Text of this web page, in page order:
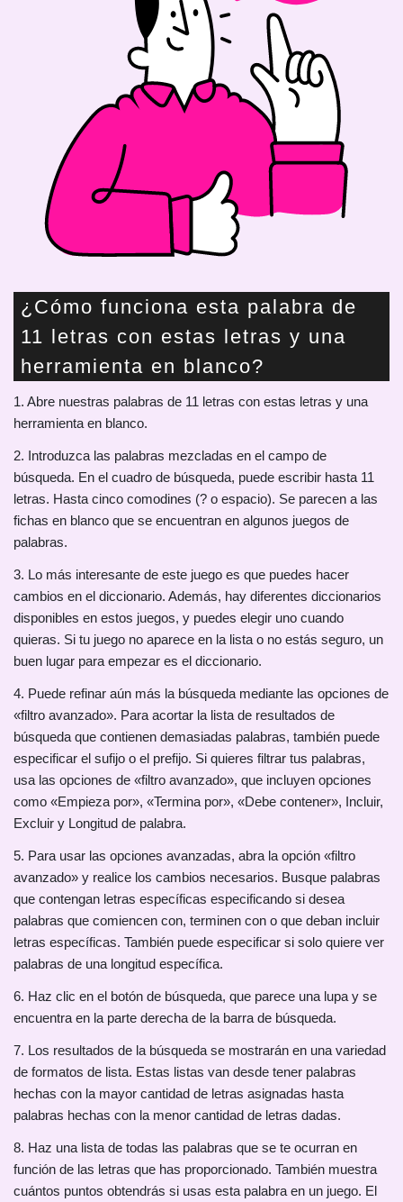
¿Cómo funciona esta palabra de
11 letras con estas letras y una
herramienta en blanco?
1. Abre nuestras palabras de 11 letras con estas letras y una
herramienta en blanco.
2. Introduzca las palabras mezcladas en el campo de
búsqueda. En el cuadro de búsqueda, puede escribir hasta 11
letras. Hasta cinco comodines (? o espacio). Se parecen a las
fichas en blanco que se encuentran en algunos juegos de
palabras.
3. Lo más interesante de este juego es que puedes hacer
cambios en el diccionario. Además, hay diferentes diccionarios
disponibles en estos juegos, y puedes elegir uno cuando
quieras. Si tu juego no aparece en la lista o no estás seguro, un
buen lugar para empezar es el diccionario.
4. Puede refinar aún más la búsqueda mediante las opciones de
«filtro avanzado». Para acortar la lista de resultados de
búsqueda que contienen demasiadas palabras, también puede
especificar el sufijo o el prefijo. Si quieres filtrar tus palabras,
usa las opciones de «filtro avanzado», que incluyen opciones
como «Empieza por», «Termina por», «Debe contener», Incluir,
Excluir y Longitud de palabra.
5. Para usar las opciones avanzadas, abra la opción «filtro
avanzado» y realice los cambios necesarios. Busque palabras
que contengan letras específicas especificando si desea
palabras que comiencen con, terminen con o que deban incluir
letras específicas. También puede especificar si solo quiere ver
palabras de una longitud específica.
6. Haz clic en el botón de búsqueda, que parece una lupa y se
encuentra en la parte derecha de la barra de búsqueda.
7. Los resultados de la búsqueda se mostrarán en una variedad
de formatos de lista. Estas listas van desde tener palabras
hechas con la mayor cantidad de letras asignadas hasta
palabras hechas con la menor cantidad de letras dadas.
8. Haz una lista de todas las palabras que se te ocurran en
función de las letras que has proporcionado. También muestra
cuántos puntos obtendrás si usas esta palabra en un juego. El